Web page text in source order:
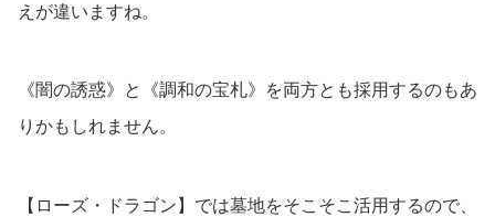
えが違いますね。
《闇の誘惑》と《調和の宝札》を両方とも採用するのもあ
りかもしれません。
【ローズ・ドラゴン】では墓地をそこそこ活用するので、